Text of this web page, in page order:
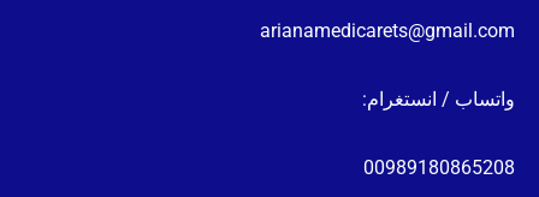
arianamedicarets@gmail.com
واتساب / انستغرام:
00989180865208